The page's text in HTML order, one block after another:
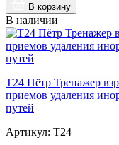
В корзину
В наличии
Т24 Пётр Тренажер
приемов удаления
путей
Артикул: Т24